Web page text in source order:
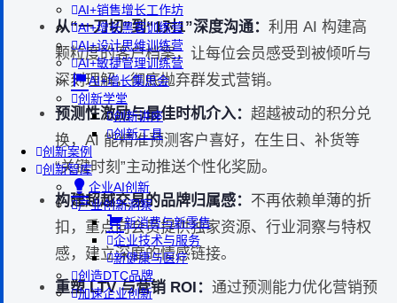
AI+销售增长工作坊
AI+增长黑客训练营
AI+设计思维训练营
AI+敏捷管理训练营
AI+增长集思会
创新学堂
创新讲座
创新工具
创新案例
创新智库
企业AI创新
产业创新洞察
新消费与新零售
企业技术与服务
新健康与医疗
创造DTC品牌
加速企业创新
从“一刀切”到“1对1”深度沟通： 利用 AI 构建高
颗粒度的客户档案，让每位会员感受到被倾听与
深刻理解，彻底抛弃群发式营销。
预测性激励与最佳时机介入： 超越被动的积分兑
换，AI 能精准预测客户喜好，在生日、补货等
“关键时刻”主动推送个性化奖励。
构建超越交易的品牌归属感： 不再依赖单薄的折
扣，重点向会员提供独家资源、行业洞察与特权
感，建立深度的情感链接。
重塑 LTV 与营销 ROI： 通过预测能力优化营销预